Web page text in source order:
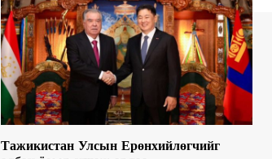
Тажикистан Улсын Ерөнхийлөгчийг